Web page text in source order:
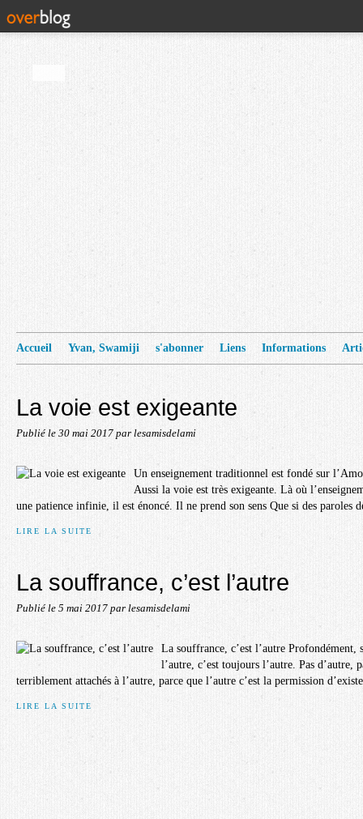
Accueil Yvan, Swamiji s'abonner Liens Informations
La voie est exigeante
Publié le 30 mai 2017 par lesamisdelami
Un enseignement traditionnel est fondé sur
Aussi la voie est très exigeante. Là où
une patience infinie, il est énoncé. Il ne prend son sens Que si des paroles
LIRE LA SUITE
La souffrance, c’est l’autre
Publié le 5 mai 2017 par lesamisdelami
La souffrance, c’est l’autre Profondément,
l’autre, c’est toujours l’autre. Pas d’autre,
terriblement attachés à l’autre, parce que l’autre c’est la permission
LIRE LA SUITE